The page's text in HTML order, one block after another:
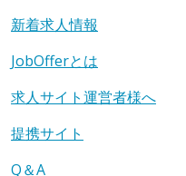
新着求人情報
JobOfferとは
求人サイト運営者様へ
提携サイト
Q＆A